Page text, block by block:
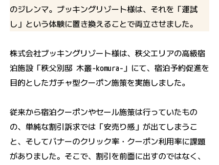
のジレンマ。ブッキングリゾート様は、それを「運試
し」という体験に置き換えることで両立させました。
株式会社ブッキングリゾート様は、秩父エリアの高級宿
泊施設「秩父別邸 木叢-komura-」にて、宿泊予約促進を
目的としたガチャ型クーポン施策を実施しました。
従来から宿泊クーポンやセール施策は行っていたもの
の、単純な割引訴求では「安売り感」が出てしまうこ
と、そしてバナーのクリック率・クーポン利用率に課題
がありました。そこで、割引を前面に出すのではなく、